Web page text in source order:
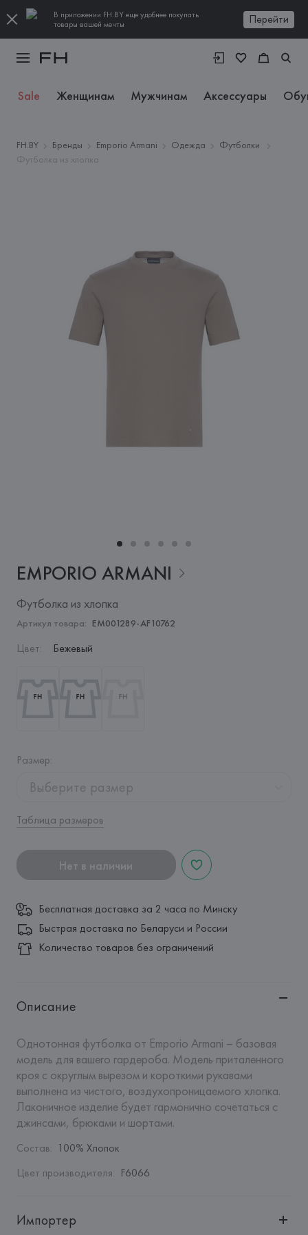
В приложении FH.BY еще удобнее покупать
товары вашей мечты
Перейти
Sale Женщинам Мужчинам Аксессуары
FH.BY Бренды Emporio Armani Одежда
Футболки
Футболка из хлопка
EMPORIO ARMANI
Футболка из хлопка
Артикул товара: EM001289-AF10762
Цвет: Бежевый
Размер:
Выберите размер
Таблица размеров
Нет в наличии
Бесплатная доставка за 2 часа по Минску
Быстрая доставка по Беларуси и России
Количество товаров без ограничений
Описание
Однотонная футболка от Emporio Armani – базовая
модель для вашего гардероба. Модель приталенного
кроя с округлым вырезом и короткими рукавами
выполнена из чистого, воздухопроницаемого хлопка.
Лаконичное изделие будет гармонично сочетаться с
джинсами, брюками и шортами.
Состав: 100% Хлопок
Цвет производителя: F6066
Импортер